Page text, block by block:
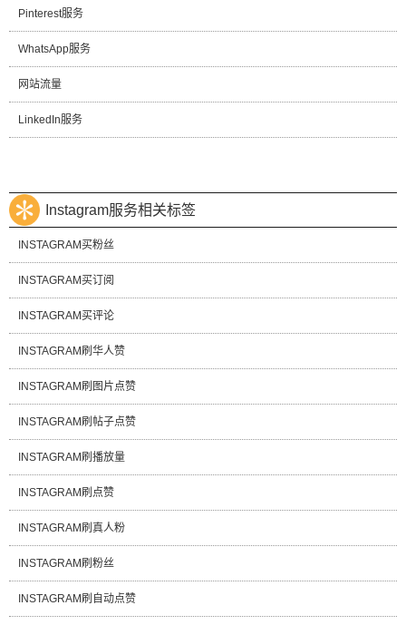
Pinterest服务
WhatsApp服务
网站流量
LinkedIn服务
Instagram服务相关标签
INSTAGRAM买粉丝
INSTAGRAM买订阅
INSTAGRAM买评论
INSTAGRAM刷华人赞
INSTAGRAM刷图片点赞
INSTAGRAM刷帖子点赞
INSTAGRAM刷播放量
INSTAGRAM刷点赞
INSTAGRAM刷真人粉
INSTAGRAM刷粉丝
INSTAGRAM刷自动点赞